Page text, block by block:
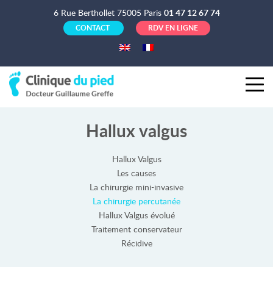
6 Rue Berthollet 75005 Paris 01 47 12 67 74
CONTACT RDV EN LIGNE
Hallux valgus
Hallux Valgus
Les causes
La chirurgie mini-invasive
La chirurgie percutanée
Hallux Valgus évolué
Traitement conservateur
Récidive